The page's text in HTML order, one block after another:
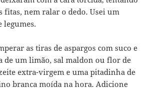
fitas, nem ralar o dedo. Usei um
legumes.
as tiras de aspargos com suco e
de um limão, sal maldon ou flor de
extra-virgem e uma pitadinha de
branca moída na hora. Adicione